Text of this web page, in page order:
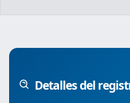
Detalles del